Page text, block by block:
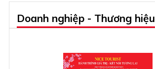
Doanh nghiệp - Thương hiệu